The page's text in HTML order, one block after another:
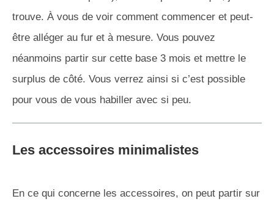
trouve. À vous de voir comment commencer et peut-
être alléger au fur et à mesure. Vous pouvez
néanmoins partir sur cette base 3 mois et mettre le
surplus de côté. Vous verrez ainsi si c’est possible
pour vous de vous habiller avec si peu.
Les accessoires minimalistes
En ce qui concerne les accessoires, on peut partir sur